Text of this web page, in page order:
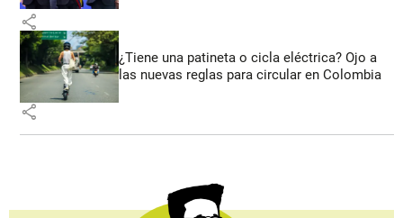
share
¿Tiene una patineta o cicla eléctrica? Ojo a
las nuevas reglas para circular en Colombia
share